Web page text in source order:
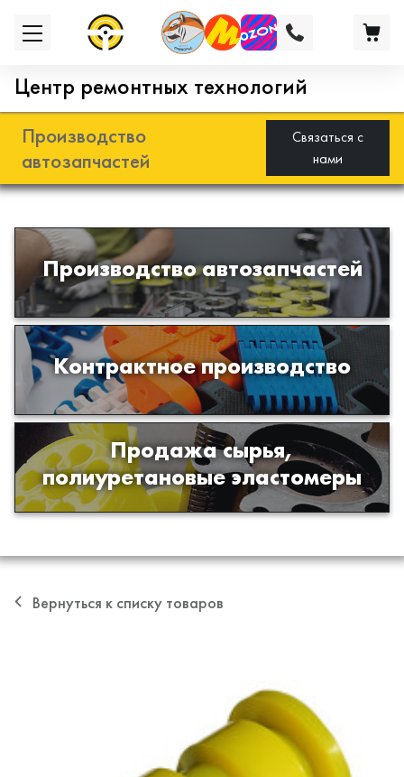
Центр ремонтных технологий
Производство
автозапчастей
Связаться с
нами
Производство автозапчастей
Разработка и производство деталей
из эластомеров для подвески
автомобиля
Контрактное производство
Производство изделий из пластиков
и полимеров по образцам либо
чертежам заказчика
Продажа сырья,
полиуретановые эластомеры
Продажа сырья для производства
изделий из полиуретана
Вернуться к списку товаров